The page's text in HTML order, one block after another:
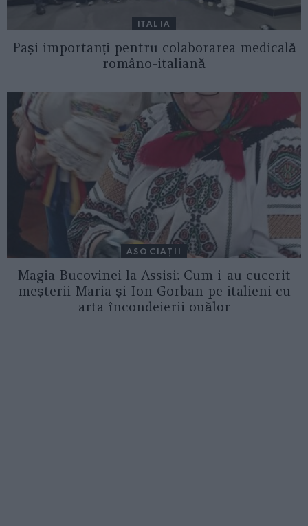
ITALIA
Pași importanți pentru colaborarea medicală
româno-italiană
ASOCIAŢII
Magia Bucovinei la Assisi: Cum i-au cucerit
meșterii Maria și Ion Gorban pe italieni cu
arta încondeierii ouălor